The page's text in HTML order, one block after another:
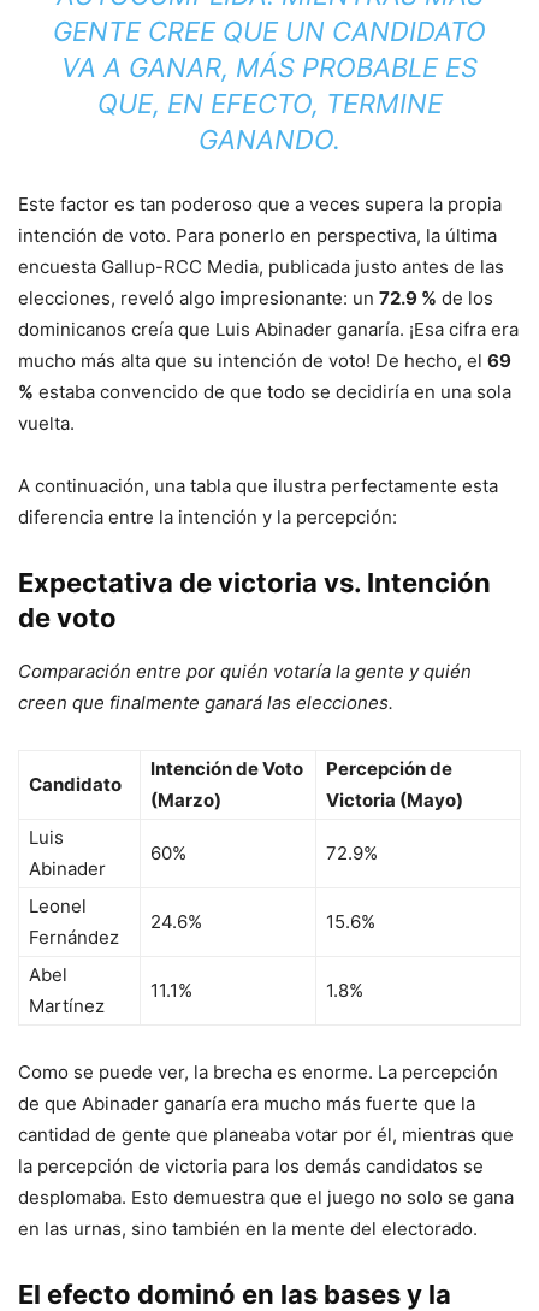
GENTE CREE QUE UN CANDIDATO
VA A GANAR, MÁS PROBABLE ES
QUE, EN EFECTO, TERMINE
GANANDO.
Este factor es tan poderoso que a veces supera la propia
intención de voto. Para ponerlo en perspectiva, la última
encuesta Gallup-RCC Media, publicada justo antes de las
elecciones, reveló algo impresionante: un 72.9 % de los
dominicanos creía que Luis Abinader ganaría. ¡Esa cifra era
mucho más alta que su intención de voto! De hecho, el 69
% estaba convencido de que todo se decidiría en una sola
vuelta.
A continuación, una tabla que ilustra perfectamente esta
diferencia entre la intención y la percepción:
Expectativa de victoria vs. Intención
de voto
Comparación entre por quién votaría la gente y quién
creen que finalmente ganará las elecciones.
Candidato
Intención de Voto
(Marzo)
Percepción de
Victoria (Mayo)
Luis
Abinader
60% 72.9%
Leonel
Fernández
24.6% 15.6%
Abel
Martínez
11.1% 1.8%
Como se puede ver, la brecha es enorme. La percepción
de que Abinader ganaría era mucho más fuerte que la
cantidad de gente que planeaba votar por él, mientras que
la percepción de victoria para los demás candidatos se
desplomaba. Esto demuestra que el juego no solo se gana
en las urnas, sino también en la mente del electorado.
El efecto dominó en las bases y la